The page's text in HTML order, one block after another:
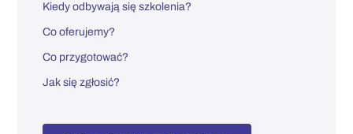
Kiedy odbywają się szkolenia?
Co oferujemy?
Co przygotować?
Jak się zgłosić?